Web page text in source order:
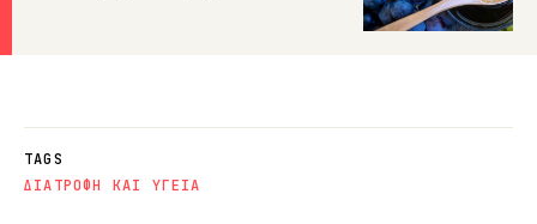
TAGS
ΔΙΑΤΡΟΦΗ ΚΑΙ ΥΓΕΙΑ